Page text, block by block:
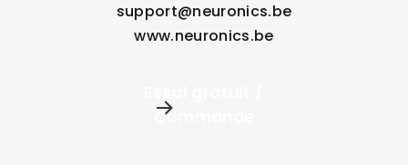
support@neuronics.be
www.neuronics.be
Commande